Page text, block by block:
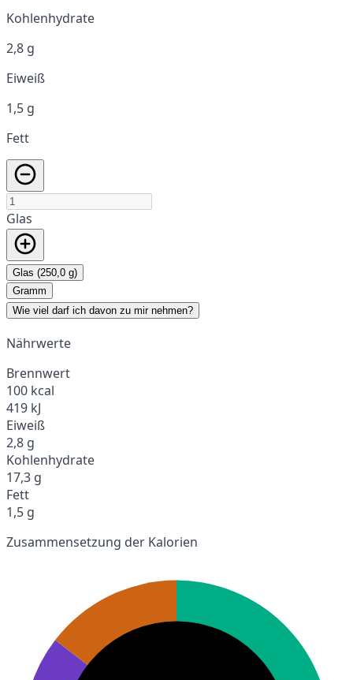
Kohlenhydrate
2,8 g
Eiweiß
1,5 g
Fett
Glas
Glas (250,0 g)
Gramm
Wie viel darf ich davon zu mir nehmen?
Nährwerte
Brennwert
100 kcal
419 kJ
Eiweiß
2,8 g
Kohlenhydrate
17,3 g
Fett
1,5 g
Zusammensetzung der Kalorien